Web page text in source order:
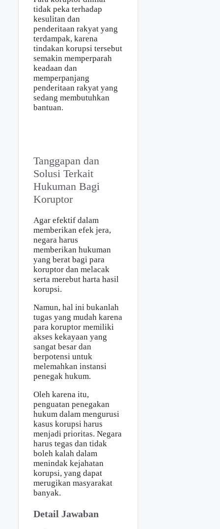
tidak peka terhadap
kesulitan dan
penderitaan rakyat yang
terdampak, karena
tindakan korupsi tersebut
semakin memperparah
keadaan dan
memperpanjang
penderitaan rakyat yang
sedang membutuhkan
bantuan.
Tanggapan dan
Solusi Terkait
Hukuman Bagi
Koruptor
Agar efektif dalam
memberikan efek jera,
negara harus
memberikan hukuman
yang berat bagi para
koruptor dan melacak
serta merebut harta hasil
korupsi.
Namun, hal ini bukanlah
tugas yang mudah karena
para koruptor memiliki
akses kekayaan yang
sangat besar dan
berpotensi untuk
melemahkan instansi
penegak hukum.
Oleh karena itu,
penguatan penegakan
hukum dalam mengurusi
kasus korupsi harus
menjadi prioritas. Negara
harus tegas dan tidak
boleh kalah dalam
menindak kejahatan
korupsi, yang dapat
merugikan masyarakat
banyak.
Detail Jawaban